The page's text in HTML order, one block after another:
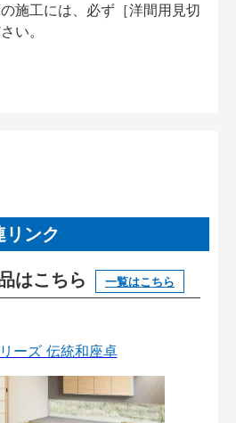
施工には、必ず［洋間用見切
い。
リンク
はこちら 一覧はこちら
ーズ 伝統和座卓